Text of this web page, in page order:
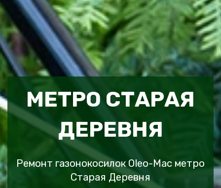
МЕТРО СТАРАЯ
ДЕРЕВНЯ
Ремонт газонокосилок Oleo-Mac метро
Старая Деревня